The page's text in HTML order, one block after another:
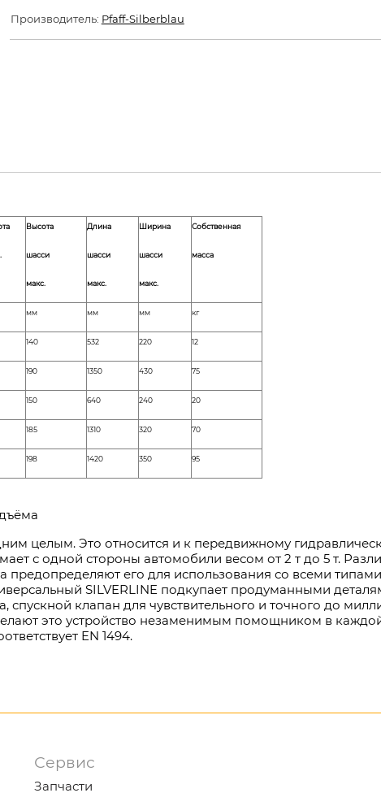
Производитель: Pfaff-Silberblau
Высота
шасси
макс.
Длина
шасси
макс.
Ширина
шасси
макс.
Собственная
масса
мм мм мм кг
140 532 220 12
190 1350 430 75
150 640 240 20
185 1310 320 70
198 1420 350 95
целым. Это относится и к передвижному
с одной стороны автомобили весом от 2 т до 5 т.
его для использования со всеми типами
SILVERLINE подкупает продуманными
клапан для чувствительного и точного до
это устройство незаменимым помощ­ником в
EN 1494.
Сервис
Запчасти